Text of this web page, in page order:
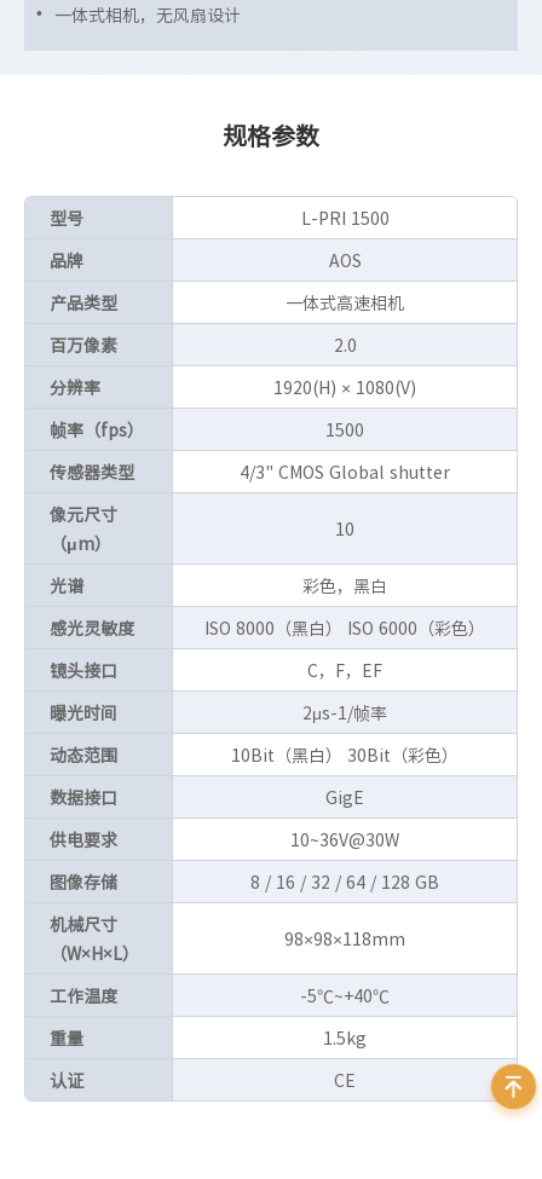
一体式相机，无风扇设计
规格参数
型号
L-PRI 1500
品牌
AOS
产品类型
一体式高速相机
百万像素
2.0
分辨率
1920(H) × 1080(V)
帧率（fps）
1500
传感器类型
4/3" CMOS Global shutter
像元尺寸
（μm）
10
光谱
彩色，黑白
感光灵敏度
ISO 8000（黑白） ISO 6000（彩色）
镜头接口
C，F，EF
曝光时间
2μs-1/帧率
动态范围
10Bit（黑白） 30Bit（彩色）
数据接口
GigE
供电要求
10~36V@30W
图像存储
8 / 16 / 32 / 64 / 128 GB
机械尺寸
（W×H×L）
98×98×118mm
工作温度
-5℃~+40℃
重量
1.5kg
认证
CE